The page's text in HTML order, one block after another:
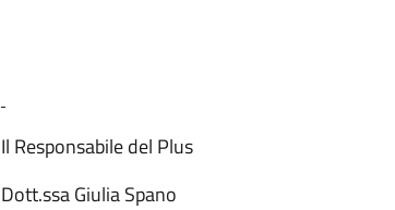
Il Responsabile del Plus
Dott.ssa Giulia Spano